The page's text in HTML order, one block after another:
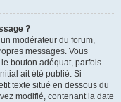
?
modérateur du forum,
messages. Vous
bouton adéquat, parfois
ait été publié. Si
texte situé en dessous du
modifié, contenant la date